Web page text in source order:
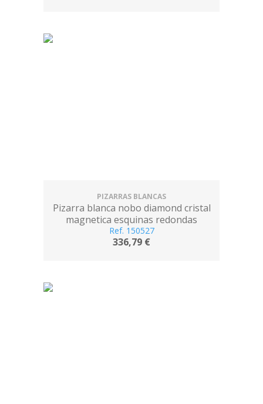
PIZARRAS BLANCAS
Pizarra blanca nobo diamond cristal
magnetica esquinas redondas
1264x711 mm
Ref. 150527
336,79 €